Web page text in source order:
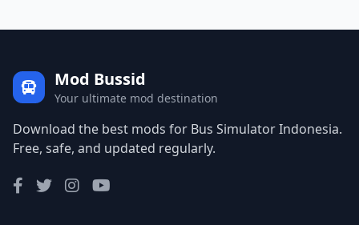
Mod Bussid
Your ultimate mod destination
Download the best mods for Bus Simulator Indonesia.
Free, safe, and updated regularly.